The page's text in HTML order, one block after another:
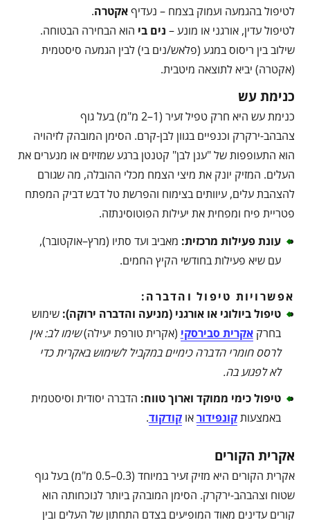
לטיפול בהגמעה ועמוק בצמח – נעדיףאקטרה.
לטיפול עדין, אורגני או מונע – נים בי הוא הבחירה הבטוחה.
שילוב בין ריסוס במגע (פלאש/נים בי) לבין הגמעה סיסטמית
(אקטרה) יביא לתוצאה מיטבית.
כנימת עש
כנימת עש היא חרק טפיל זעיר (1–2 מ"מ) בעל גוף
צהבהב-ירקרק וכנפיים בגוון לבן-קרם. הסימן המובהק לזיהויה
הוא התעופפות של "ענן לבן" קטנטן ברגע שמזיזים או מנערים את
העלים. המזיק יונק את מיצי הצמח מכלי ההובלה, מה שגורם
להצהבת עלים, עיוותים בצימוח והפרשת טל דבש דביק המפתח
פטריית פיח ומפחית את יעילות הפוטוסינתזה.
עונת פעילות מרכזית: מאביב ועד סתיו (מרץ–אוקטובר),
עם שיא פעילות בחודשי הקיץ החמים.
אפשרויות טיפול והדברה:
טיפול ביולוגי או אורגני (מניעה והדברה ירוקה): שימוש
בחרקאקרית סבירסקי (אקרית טורפת יעילה)שימו לב: אין
לרסס חומרי הדברה כימיים במקביל לשימוש באקרית כדי
לא לפגוע בה.
טיפול כימי ממוקד וארוך טווח: הדברה יסודית וסיסטמית
באמצעותקונפידוראוקודקוד.
אקרית הקורים
אקרית הקורים היא מזיק זעיר במיוחד (0.3–0.5 מ"מ) בעל גוף
שטוח וצהבהב-ירקרק. הסימן המובהק ביותר לנוכחותה הוא
קורים עדינים מאוד המופיעים בצדם התחתון של העלים ובין